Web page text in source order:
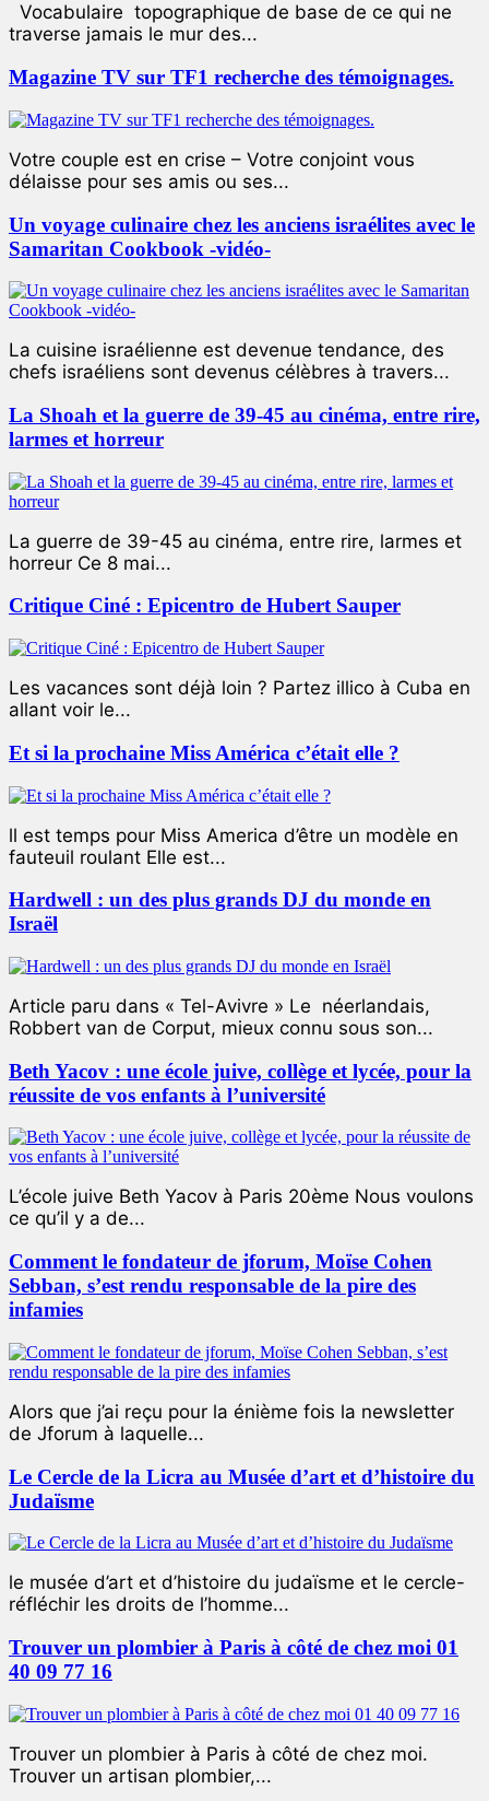
Vocabulaire topographique de base de ce qui ne
traverse jamais le mur des...
Magazine TV sur TF1 recherche des témoignages.
Votre couple est en crise – Votre conjoint vous
délaisse pour ses amis ou ses...
Un voyage culinaire chez les anciens israélites avec le
Samaritan Cookbook -vidéo-
La cuisine israélienne est devenue tendance, des
chefs israéliens sont devenus célèbres à travers...
La Shoah et la guerre de 39-45 au cinéma, entre rire,
larmes et horreur
La guerre de 39-45 au cinéma, entre rire, larmes et
horreur Ce 8 mai...
Critique Ciné : Epicentro de Hubert Sauper
Les vacances sont déjà loin ? Partez illico à Cuba en
allant voir le...
Et si la prochaine Miss América c’était elle ?
ll est temps pour Miss America d’être un modèle en
fauteuil roulant Elle est...
Hardwell : un des plus grands DJ du monde en
Israël
Article paru dans « Tel-Avivre » Le néerlandais,
Robbert van de Corput, mieux connu sous son...
Beth Yacov : une école juive, collège et lycée, pour la
réussite de vos enfants à l’université
L’école juive Beth Yacov à Paris 20ème Nous voulons
ce qu’il y a de...
Comment le fondateur de jforum, Moïse Cohen
Sebban, s’est rendu responsable de la pire des
infamies
Alors que j’ai reçu pour la énième fois la newsletter
de Jforum à laquelle...
Le Cercle de la Licra au Musée d’art et d’histoire du
Judaïsme
le musée d’art et d’histoire du judaïsme et le cercle-
réfléchir les droits de l’homme...
Trouver un plombier à Paris à côté de chez moi 01
40 09 77 16
Trouver un plombier à Paris à côté de chez moi.
Trouver un artisan plombier,...